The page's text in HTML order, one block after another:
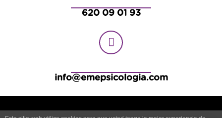
620 09 01 93
info@emepsicologia.com
– – –